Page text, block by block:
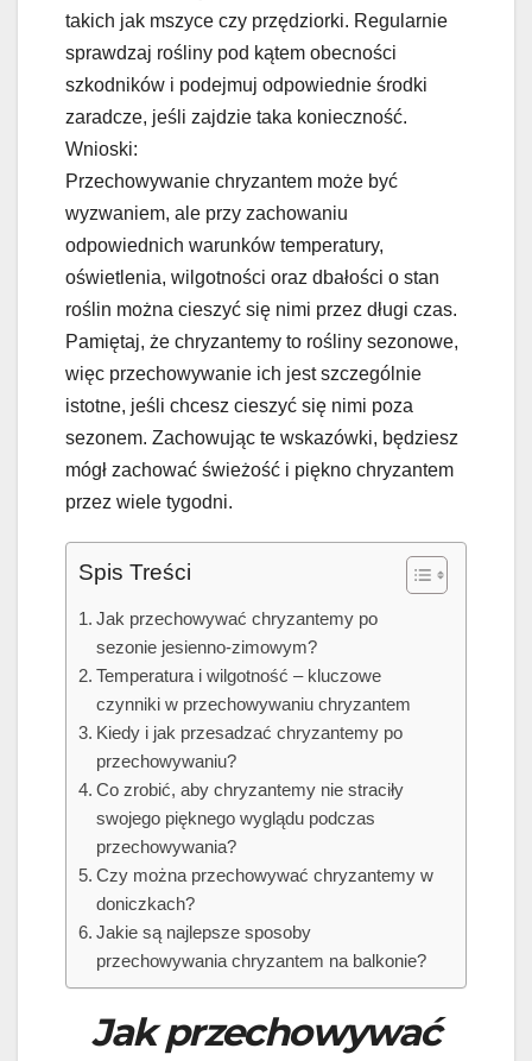
takich jak mszyce czy przędziorki. Regularnie
sprawdzaj rośliny pod kątem obecności
szkodników i podejmuj odpowiednie środki
zaradcze, jeśli zajdzie taka konieczność.
Wnioski:
Przechowywanie chryzantem może być
wyzwaniem, ale przy zachowaniu
odpowiednich warunków temperatury,
oświetlenia, wilgotności oraz dbałości o stan
roślin można cieszyć się nimi przez długi czas.
Pamiętaj, że chryzantemy to rośliny sezonowe,
więc przechowywanie ich jest szczególnie
istotne, jeśli chcesz cieszyć się nimi poza
sezonem. Zachowując te wskazówki, będziesz
mógł zachować świeżość i piękno chryzantem
przez wiele tygodni.
Spis Treści
Jak przechowywać chryzantemy po
sezonie jesienno-zimowym?
Temperatura i wilgotność – kluczowe
czynniki w przechowywaniu chryzantem
Kiedy i jak przesadzać chryzantemy po
przechowywaniu?
Co zrobić, aby chryzantemy nie straciły
swojego pięknego wyglądu podczas
przechowywania?
Czy można przechowywać chryzantemy w
doniczkach?
Jakie są najlepsze sposoby
przechowywania chryzantem na balkonie?
Jak przechowywać